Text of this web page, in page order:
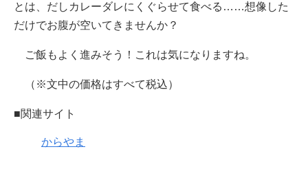
とは、だしカレーダレにくぐらせて食べる……想像した
だけでお腹が空いてきませんか？
ご飯もよく進みそう！これは気になりますね。
（※文中の価格はすべて税込）
■関連サイト
からやま